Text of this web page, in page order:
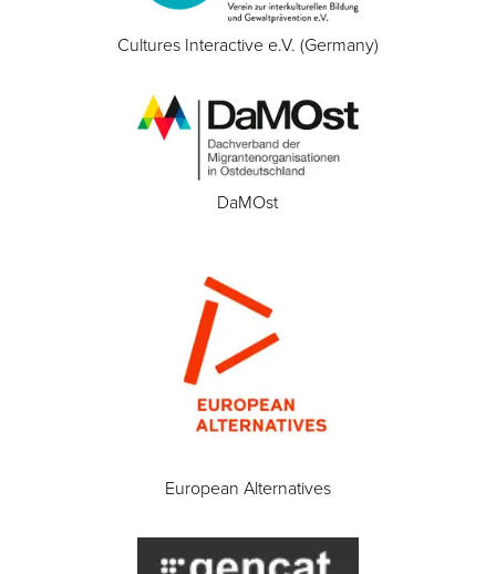
Cultures Interactive e.V. (Germany)
DaMOst
European Alternatives